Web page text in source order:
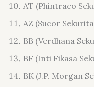
AT (Phintraco
AZ (Sucor
BB (Verdhana
BF (Inti Fikasa
BK (J.P. Morgan